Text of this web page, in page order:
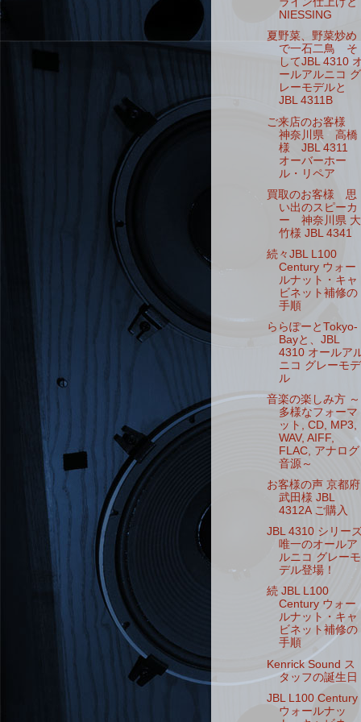
NIESSING
夏野菜、野菜炒め
で一石二鳥 そ
してJBL 4310
ールアルニコ グ
レーモデルと
JBL 4311B
ご来店のお客様
神奈川県 高橋
様 JBL 4311
オーバーホー
ル・リペア
買取のお客様 思
い出のスピーカ
ー 神奈川県 大
竹様 JBL 4341
続々JBL L100
Century ウォー
ルナット・キャ
ビネット補修の
手順
ららぽーとTokyo-
Bayと、JBL
4310 オールア
ニコ グレーモデ
ル
音楽の楽しみ方 ～
多様なフォーマ
ット, CD, MP3,
WAV, AIFF,
FLAC, アナログ
音源～
お客様の声 京都府
武田様 JBL
4312A ご購入
JBL 4310 シリー
唯一のオールア
ルニコ グレーモ
デル登場！
続 JBL L100
Century ウォー
ルナット・キャ
ビネット補修の
手順
Kenrick Sound ス
タッフの誕生日
JBL L100 Century
ウォールナッ